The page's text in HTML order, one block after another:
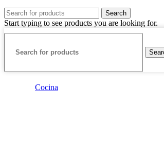
Search
Start typing to see products you are looking for.
Cocina